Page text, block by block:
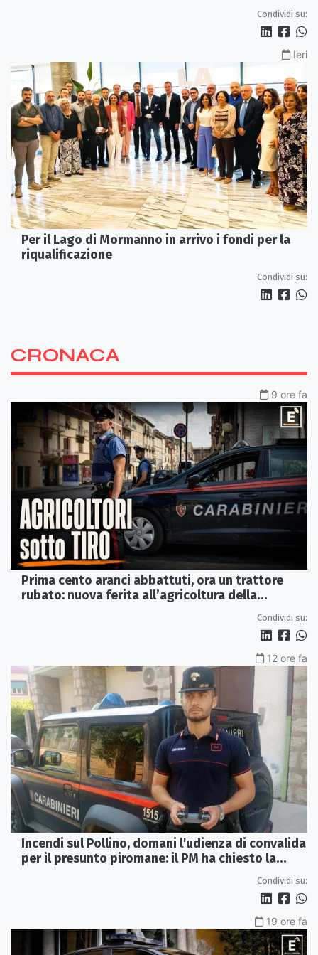
Condividi su:
Ieri
Per il Lago di Mormanno in arrivo i fondi per la
riqualificazione
Condividi su:
CRONACA
9 ore fa
Prima cento aranci abbattuti, ora un trattore
rubato: nuova ferita all’agricoltura della
Condividi su:
12 ore fa
Incendi sul Pollino, domani l'udienza di convalida
per il presunto piromane: il PM ha chiesto la
Condividi su:
19 ore fa